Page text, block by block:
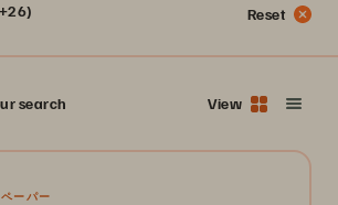
Reset
search View
ーパー